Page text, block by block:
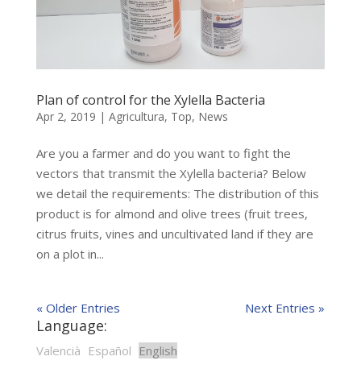
Plan of control for the Xylella Bacteria
Apr 2, 2019 | Agricultura, Top, News
Are you a farmer and do you want to fight the
vectors that transmit the Xylella bacteria? Below
we detail the requirements: The distribution of this
product is for almond and olive trees (fruit trees,
citrus fruits, vines and uncultivated land if they are
on a plot in...
« Older Entries Next Entries »
Language:
Valencià Español English